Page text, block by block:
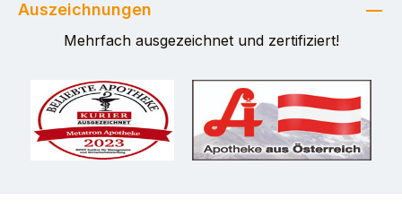
Auszeichnungen
Mehrfach ausgezeichnet und zertifiziert!